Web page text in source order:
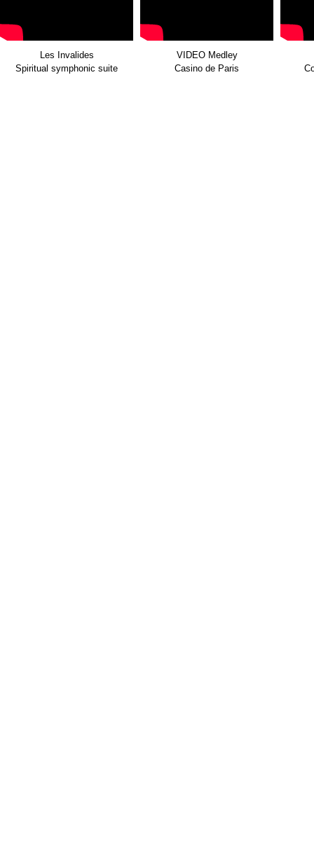
Les Invalides
Spiritual symphonic suite
VIDEO Medley
Casino de Paris